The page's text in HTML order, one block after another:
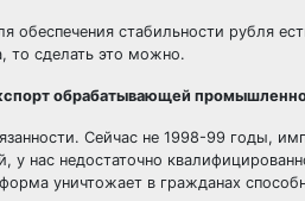
обеспечения стабильности рубля
то сделать это можно.
обрабатывающей
Сейчас не 1998-99 годы,
у нас недостаточно
уничтожает в гражданах